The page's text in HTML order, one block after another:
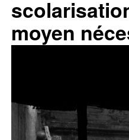
moyen